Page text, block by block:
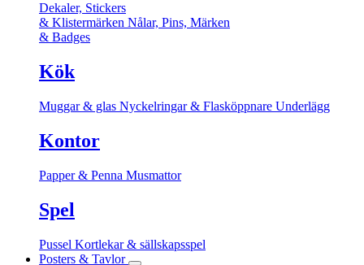
Dekaler, Stickers
& Klistermärken Nålar, Pins, Märken
& Badges
Kök
Muggar & glas Nyckelringar & Flasköppnare Underlägg
Kontor
Papper & Penna Musmattor
Spel
Pussel Kortlekar & sällskapsspel
Posters & Tavlor